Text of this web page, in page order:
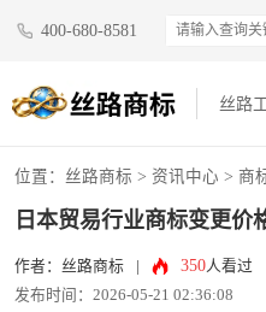
400-680-8581
丝路
位置： 丝路商标 > 资讯中心 > 商
日本贸易行业商标变更价
作者：丝路商标 350人看过
发布时间：2026-05-21 02:36:08